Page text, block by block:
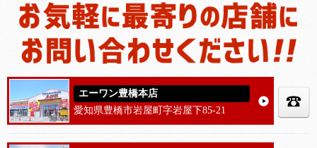
エーワン豊橋本店
愛知県豊橋市岩屋町字岩屋下85-21